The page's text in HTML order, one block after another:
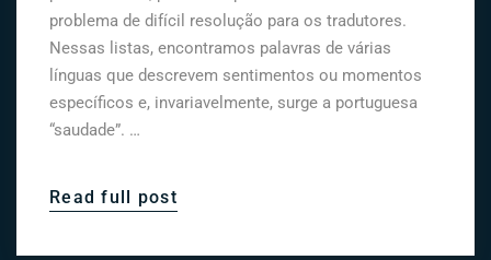
problema de difícil resolução para os tradutores.
Nessas listas, encontramos palavras de várias
línguas que descrevem sentimentos ou momentos
específicos e, invariavelmente, surge a portuguesa
“saudade”. …
Read full post